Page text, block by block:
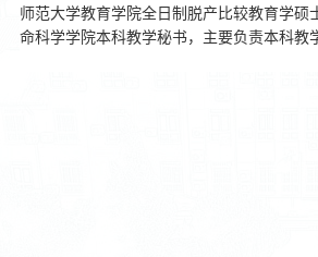
师范大学教育学院全日制脱产比较教育学硕
命科学学院本科教学秘书，主要负责本科教